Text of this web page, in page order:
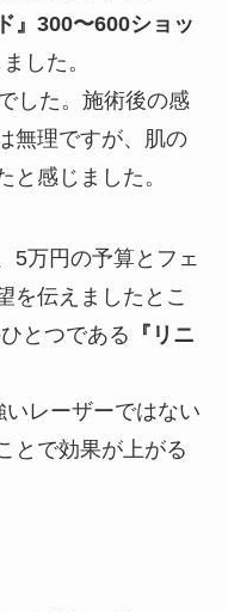
』300〜600ショッ
した。
した。施術後の感
無理ですが、肌の
と感じました。
5万円の予算とフェ
を伝えましたとこ
とつである 『リニ
レーザーではない
とで効果が上がる